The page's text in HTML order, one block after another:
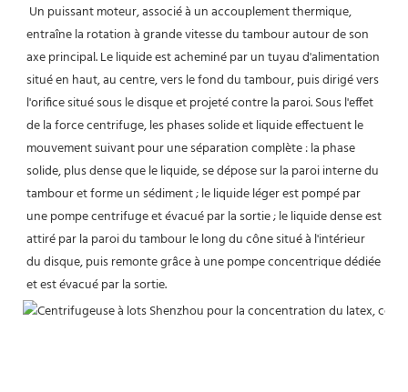
Un puissant moteur, associé à un accouplement thermique,
entraîne la rotation à grande vitesse du tambour autour de son
axe principal. Le liquide est acheminé par un tuyau d'alimentation
situé en haut, au centre, vers le fond du tambour, puis dirigé vers
l'orifice situé sous le disque et projeté contre la paroi. Sous l'effet
de la force centrifuge, les phases solide et liquide effectuent le
mouvement suivant pour une séparation complète : la phase
solide, plus dense que le liquide, se dépose sur la paroi interne du
tambour et forme un sédiment ; le liquide léger est pompé par
une pompe centrifuge et évacué par la sortie ; le liquide dense est
attiré par la paroi du tambour le long du cône situé à l'intérieur
du disque, puis remonte grâce à une pompe concentrique dédiée
et est évacué par la sortie.